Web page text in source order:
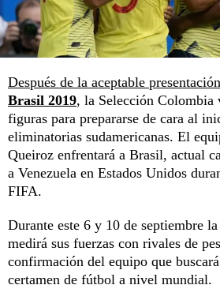
Después de la aceptable
Brasil 2019, la Selección Colombia
figuras para prepararse de cara al
eliminatorias sudamericanas. El
Queiroz enfrentará a Brasil, actual
a Venezuela en Estados Unidos
FIFA.
Durante este 6 y 10 de septiembre
medirá sus fuerzas con rivales de
confirmación del equipo que
certamen de fútbol a nivel mundial.